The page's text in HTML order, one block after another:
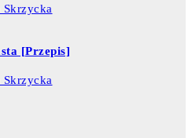
Skrzycka
[Przepis]
Skrzycka